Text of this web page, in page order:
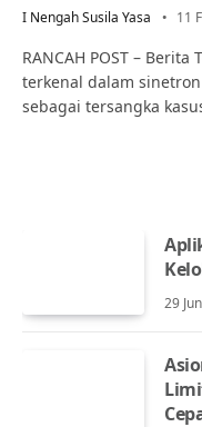
I Nengah Susila Yasa 11
RANCAH POST –
terkenal dalam
sebagai tersangka
29